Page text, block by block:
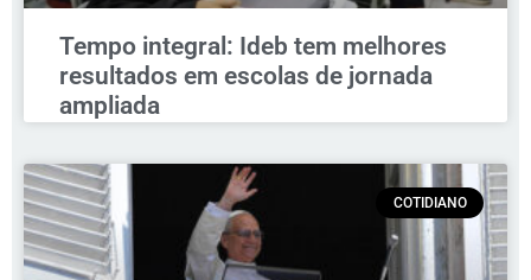
Tempo integral: Ideb tem melhores
resultados em escolas de jornada
ampliada
COTIDIANO